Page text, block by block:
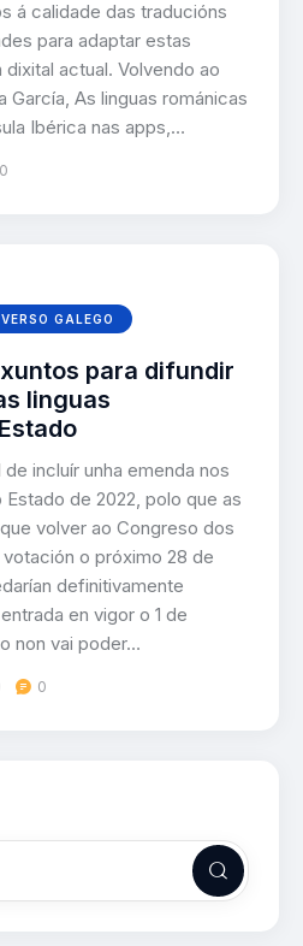
á calidade das traducións
para adaptar estas
actual. Volvendo ao
García, As linguas románicas
Ibérica nas apps,…
0
GALEGO
xuntos para difundir
linguas
incluír unha emenda nos
de 2022, polo que as
volver ao Congreso dos
o próximo 28 de
definitivamente
en vigor o 1 de
non vai poder…
0